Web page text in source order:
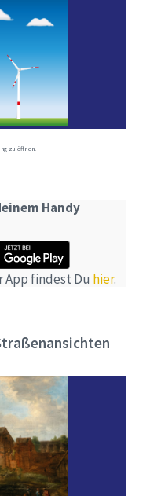
zu öffnen.
Handy
App findest Du hier.